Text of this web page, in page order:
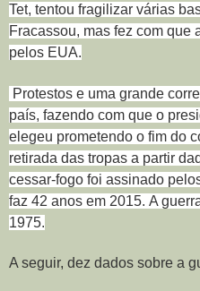
Tet, tentou fragilizar várias
Fracassou, mas fez com que
pelos EUA.
Protestos e uma grande
país, fazendo com que o
elegeu prometendo o fim do
retirada das tropas a partir
cessar-fogo foi assinado
faz 42 anos em 2015. A
1975.
A seguir, dez dados sobre a